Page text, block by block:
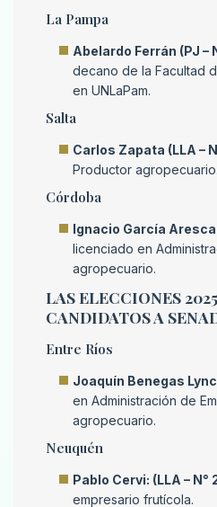
La Pampa
Abelardo Ferrán (PJ –
decano de la Facultad
en UNLaPam.
Salta
Carlos Zapata (LLA –
Productor agropecuario.
Córdoba
Ignacio García Aresca
licenciado en
agropecuario.
LAS ELECCIONES
CANDIDATOS A
Entre Ríos
Joaquín Benegas
en Administración de
agropecuario.
Neuquén
Pablo Cervi: (LLA – N°
empresario frutícola.